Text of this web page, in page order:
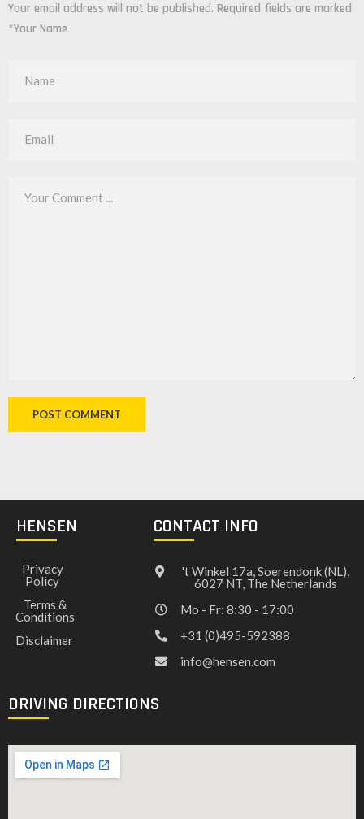
Your email address will not be published. Required fields are marked
*Your Name
HENSEN
Privacy
Policy
Terms &
Conditions
Disclaimer
CONTACT INFO
't Winkel 17a, Soerendonk (NL),
6027 NT, The Netherlands
Mo - Fr: 8:30 - 17:00
+31 (0)495-592388
info@hensen.com
DRIVING DIRECTIONS